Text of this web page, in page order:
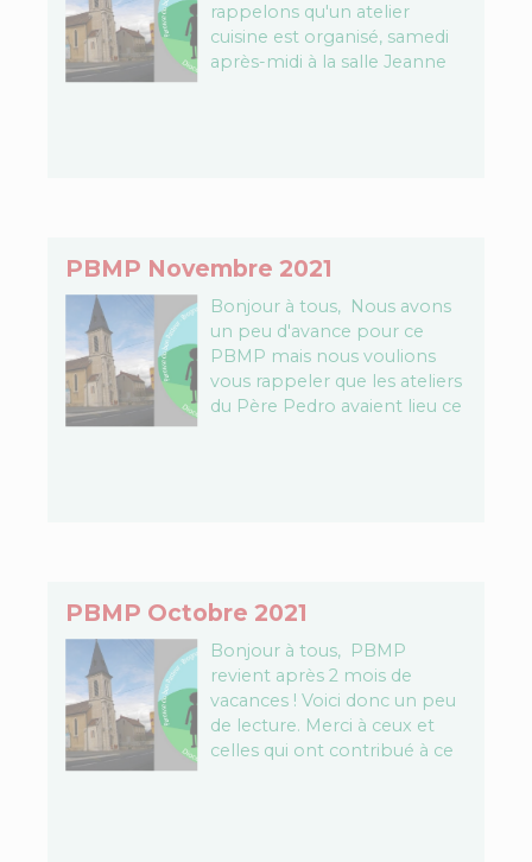
rappelons qu'un atelier
cuisine est organisé, samedi
après-midi à la salle Jeanne
PBMP Novembre 2021
Bonjour à tous, Nous avons
un peu d'avance pour ce
PBMP mais nous voulions
vous rappeler que les ateliers
du Père Pedro avaient lieu ce
PBMP Octobre 2021
Bonjour à tous, PBMP
revient après 2 mois de
vacances ! Voici donc un peu
de lecture. Merci à ceux et
celles qui ont contribué à ce